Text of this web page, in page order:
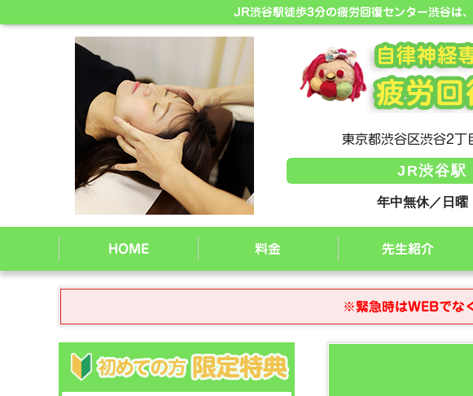
JR渋谷駅徒歩3分の疲労回復センター渋谷は
東京都渋谷区渋谷2
JR渋谷駅
年中無休／日曜
HOME 料金 先生紹介
※緊急時はWEBでな